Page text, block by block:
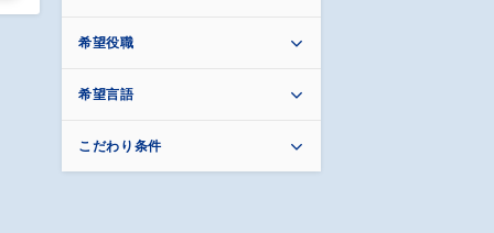
希望役職
希望言語
こだわり条件